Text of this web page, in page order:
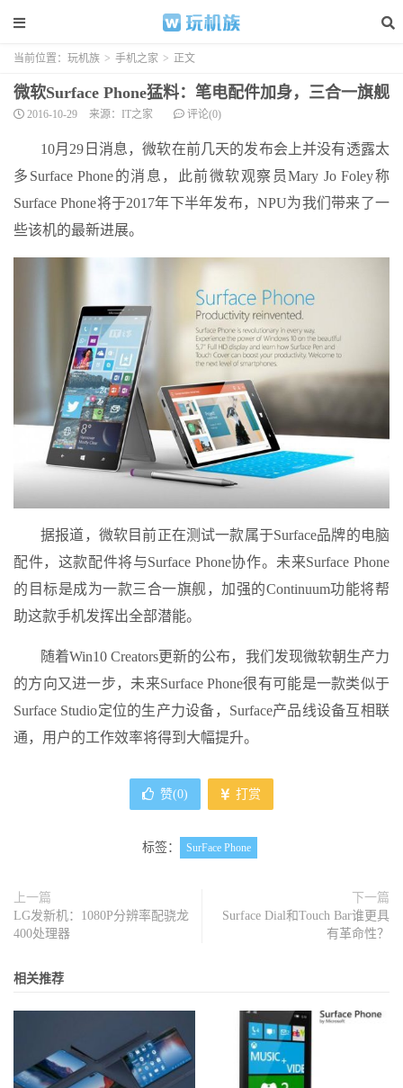
当前位置： 玩机族 > 手机之家 > 正文
微软Surface Phone猛料：笔电配件加身，三合一旗舰
2016-10-29 来源：IT之家 评论(0)
10月29日消息，微软在前几天的发布会上并没有透露太
多Surface Phone的消息，此前微软观察员Mary Jo Foley称
Surface Phone将于2017年下半年发布，NPU为我们带来了一
些该机的最新进展。
据报道，微软目前正在测试一款属于Surface品牌的电脑
配件，这款配件将与Surface Phone协作。未来Surface Phone
的目标是成为一款三合一旗舰，加强的Continuum功能将帮
助这款手机发挥出全部潜能。
随着Win10 Creators更新的公布，我们发现微软朝生产力
的方向又进一步，未来Surface Phone很有可能是一款类似于
Surface Studio定位的生产力设备，Surface产品线设备互相联
通，用户的工作效率将得到大幅提升。
赞(0) 打赏
标签： SurFace Phone
上一篇
LG发新机：1080P分辨率配骁龙
400处理器
下一篇
Surface Dial和Touch Bar谁更具
有革命性？
相关推荐